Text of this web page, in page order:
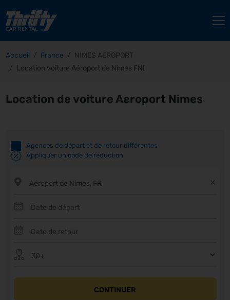
Accueil France
NIMES AEROPORT
Location voiture Aéroport de Nimes FNI
Location de voiture Aeroport Nimes
Agences de départ et de retour différentes
Appliquer un code de réduction
CONTINUER